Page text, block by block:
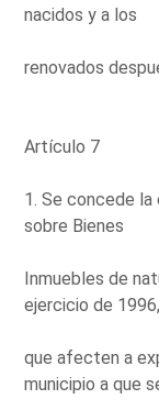
nacidos y a los
renovados
Artículo 7
1. Se concede
sobre Bienes
Inmuebles de
ejercicio de 1996,
que afecten a
municipio a que